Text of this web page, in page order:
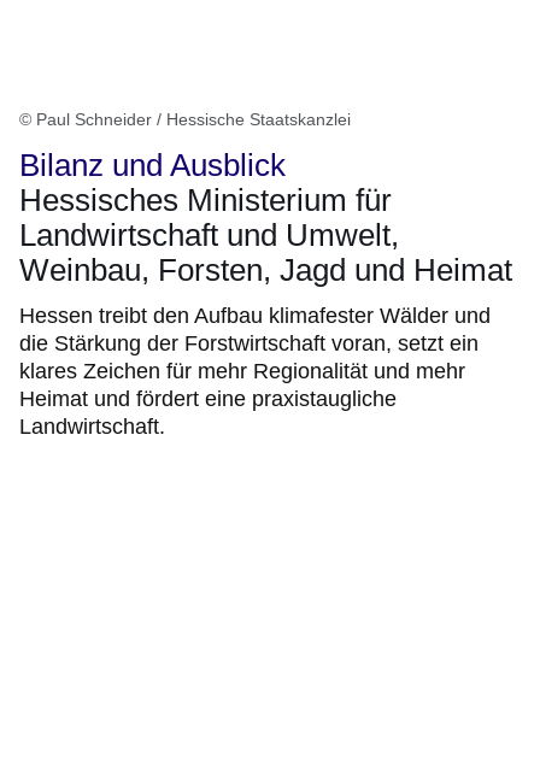
© Paul Schneider / Hessische Staatskanzlei
Bilanz und Ausblick
Hessisches Ministerium für
Landwirtschaft und Umwelt,
Weinbau, Forsten, Jagd und Heimat
Hessen treibt den Aufbau klimafester Wälder und
die Stärkung der Forstwirtschaft voran, setzt ein
klares Zeichen für mehr Regionalität und mehr
Heimat und fördert eine praxistaugliche
Landwirtschaft.